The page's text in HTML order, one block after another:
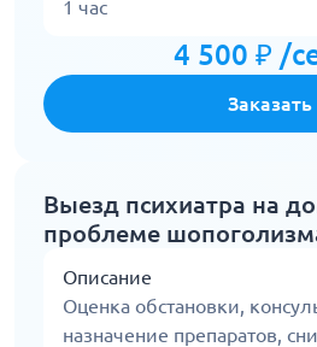
1 час
4 500 ₽ /
Заказать
Выезд психиатра на
проблеме
Описание
Оценка обстановки,
назначение препаратов,